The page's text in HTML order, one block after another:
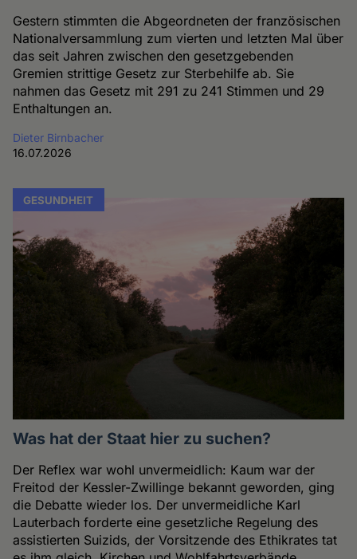
Gestern stimmten die Abgeordneten der französischen
Nationalversammlung zum vierten und letzten Mal über
das seit Jahren zwischen den gesetzgebenden
Gremien strittige Gesetz zur Sterbehilfe ab. Sie
nahmen das Gesetz mit 291 zu 241 Stimmen und 29
Enthaltungen an.
Dieter Birnbacher
16.07.2026
GESUNDHEIT
Was hat der Staat hier zu suchen?
Der Reflex war wohl unvermeidlich: Kaum war der
Freitod der Kessler-Zwillinge bekannt geworden, ging
die Debatte wieder los. Der unvermeidliche Karl
Lauterbach forderte eine gesetzliche Regelung des
assistierten Suizids, der Vorsitzende des Ethikrates tat